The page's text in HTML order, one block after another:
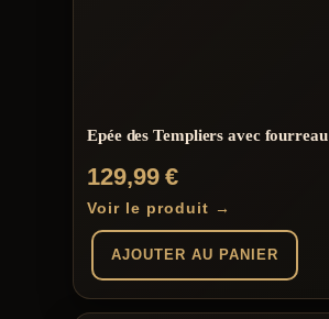
Epée des Templiers avec fourreau
129,99€
Voir le produit →
AJOUTER AU PANIER